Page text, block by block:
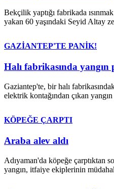
Bekçilik yaptığı fabrikada
yakan 60 yaşındaki Seyid Altay
GAZİANTEP'TE PANİK!
Halı fabrikasında yangın
Gaziantep'te, bir halı
elektrik kontağından çıkan
KÖPEĞE ÇARPTI
Araba alev aldı
Adıyaman'da köpeğe çarptıktan
yangın, itfaiye ekiplerinin